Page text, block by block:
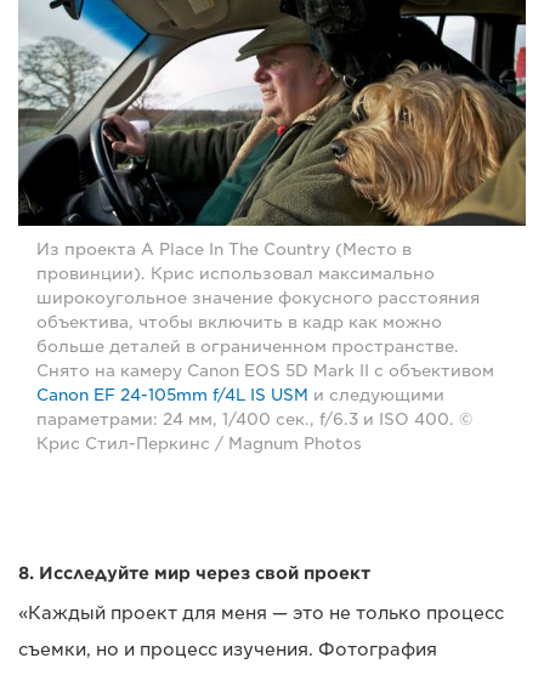
Из проекта A Place In The Country (Место в
провинции). Крис использовал максимально
широкоугольное значение фокусного расстояния
объектива, чтобы включить в кадр как можно
больше деталей в ограниченном пространстве.
Снято на камеру Canon EOS 5D Mark II с объективом
Canon EF 24-105mm f/4L IS USM и следующими
параметрами: 24 мм, 1/400 сек., f/6.3 и ISO 400. ©
Крис Стил-Перкинс / Magnum Photos
8. Исследуйте мир через свой проект
«Каждый проект для меня — это не только процесс
съемки, но и процесс изучения. Фотография